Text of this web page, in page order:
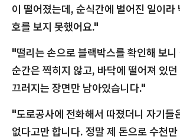
이 떨어졌는데, 순식간에 벌어진 일이라
호를 보지 못했어요."
"떨리는 손으로 블랙박스를 확인해 보
순간은 찍히지 않고, 바닥에 떨어져 있던
끄러지는 장면만 남아있습니다."
"도로공사에 전화해서 따졌더니 자기들
없다고만 합니다. 정말 제 돈으로 수천